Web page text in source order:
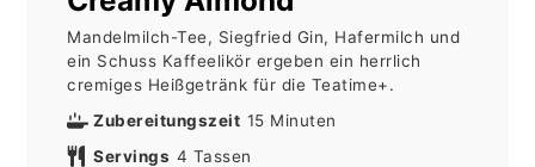
Mandelmilch-Tee, Siegfried Gin, Hafermilch und
ein Schuss Kaffeelikör ergeben ein herrlich
cremiges Heißgetränk für die Teatime+.
Zubereitungszeit 15Minuten
Minuten
Servings 4 Tassen